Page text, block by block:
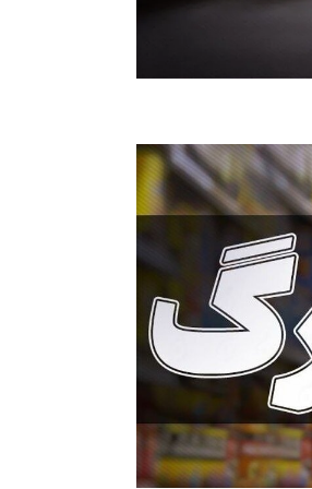
سریع‌تر، پنهان‌کارتر و
| پهپاد انتحاری
هواپیمای مرموز E-11A BACN چیست؟